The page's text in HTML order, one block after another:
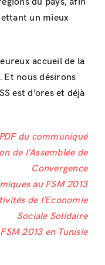
un mieux
accueil de la
Et nous désirons
est d’ores et déjà
du communiqué
de l’Assemblée de
Convergence
au FSM 2013
de l’Economie
Sociale Solidaire
2013 en Tunisie